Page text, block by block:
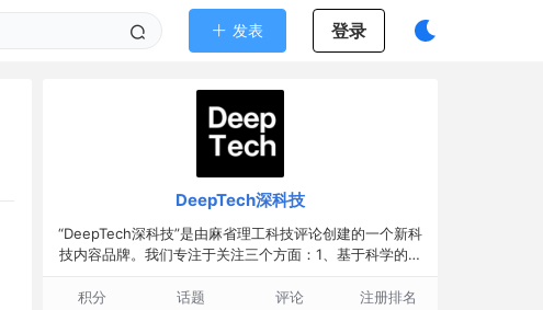
发表 登录
DeepTech深科技
“DeepTech深科技”是由麻省理工科技评论创建的一个新科
技内容品牌。我们专注于关注三个方面：1、基于科学的发
积分
话题 评论 注册排名